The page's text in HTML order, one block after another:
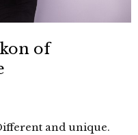
of
and unique.